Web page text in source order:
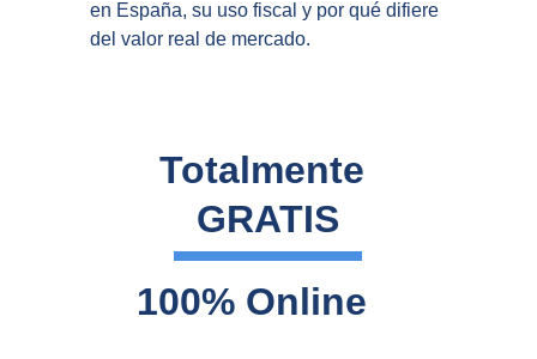
en España, su uso fiscal y por qué difiere
del valor real de mercado.
Totalmente
GRATIS
100% Online